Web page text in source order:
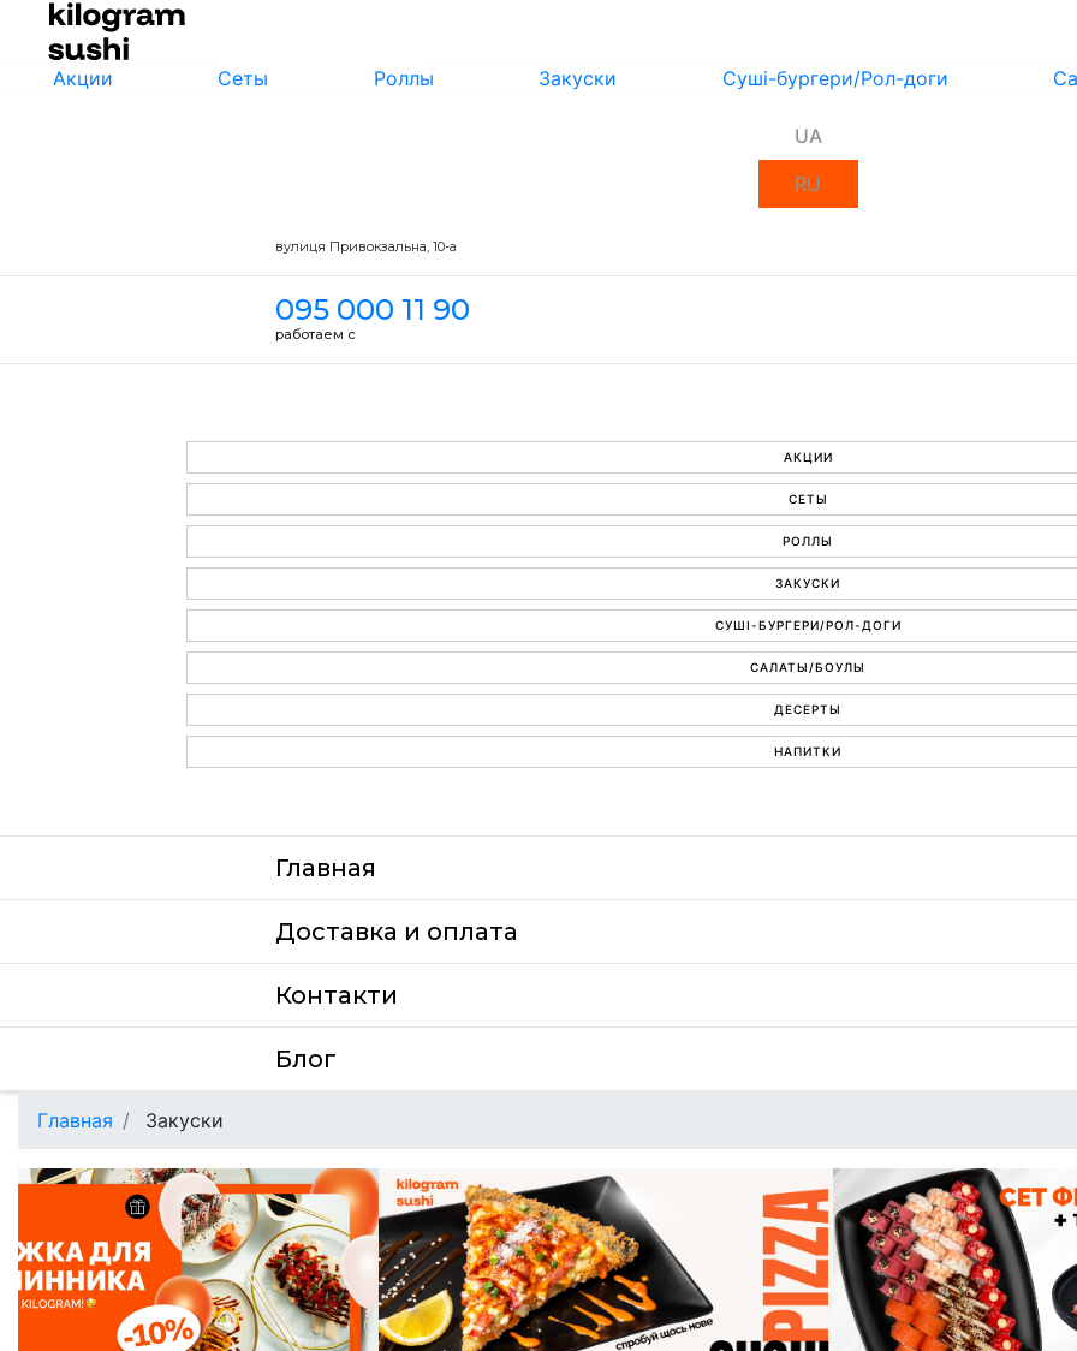
Акции Сеты Роллы Закуски Суші-бургери/Рол-доги
UA
RU
вулиця Привокзальна, 10-a
095 000 11 90
работаем с
АКЦИИ
СЕТЫ
РОЛЛЫ
ЗАКУСКИ
СУШІ-БУРГЕРИ/РОЛ-ДОГИ
САЛАТЫ/БОУЛЫ
ДЕСЕРТЫ
НАПИТКИ
Главная
Доставка и оплата
Контакти
Блог
Главная Закуски